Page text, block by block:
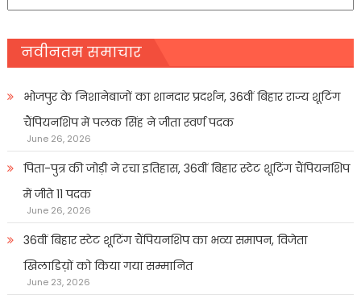
नवीनतम समाचार
भोजपुर के निशानेबाजों का शानदार प्रदर्शन, 36वीं बिहार राज्य शूटिंग
चैंपियनशिप में पलक सिंह ने जीता स्वर्ण पदक
June 26, 2026
पिता-पुत्र की जोड़ी ने रचा इतिहास, 36वीं बिहार स्टेट शूटिंग चैंपियनशिप
में जीते 11 पदक
June 26, 2026
36वीं बिहार स्टेट शूटिंग चैंपियनशिप का भव्य समापन, विजेता
खिलाडिय़ों को किया गया सम्मानित
June 23, 2026